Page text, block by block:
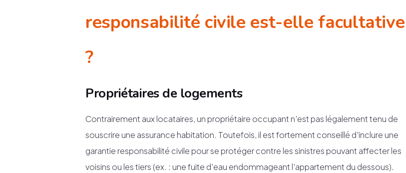
responsabilité civile est-elle facultative
?
Propriétaires de logements
Contrairement aux locataires, un propriétaire occupant n'est pas légalement tenu de
souscrire une assurance habitation. Toutefois, il est fortement conseillé d'inclure une
garantie responsabilité civile pour se protéger contre les sinistres pouvant affecter les
voisins ou les tiers (ex. : une fuite d'eau endommageant l'appartement du dessous).